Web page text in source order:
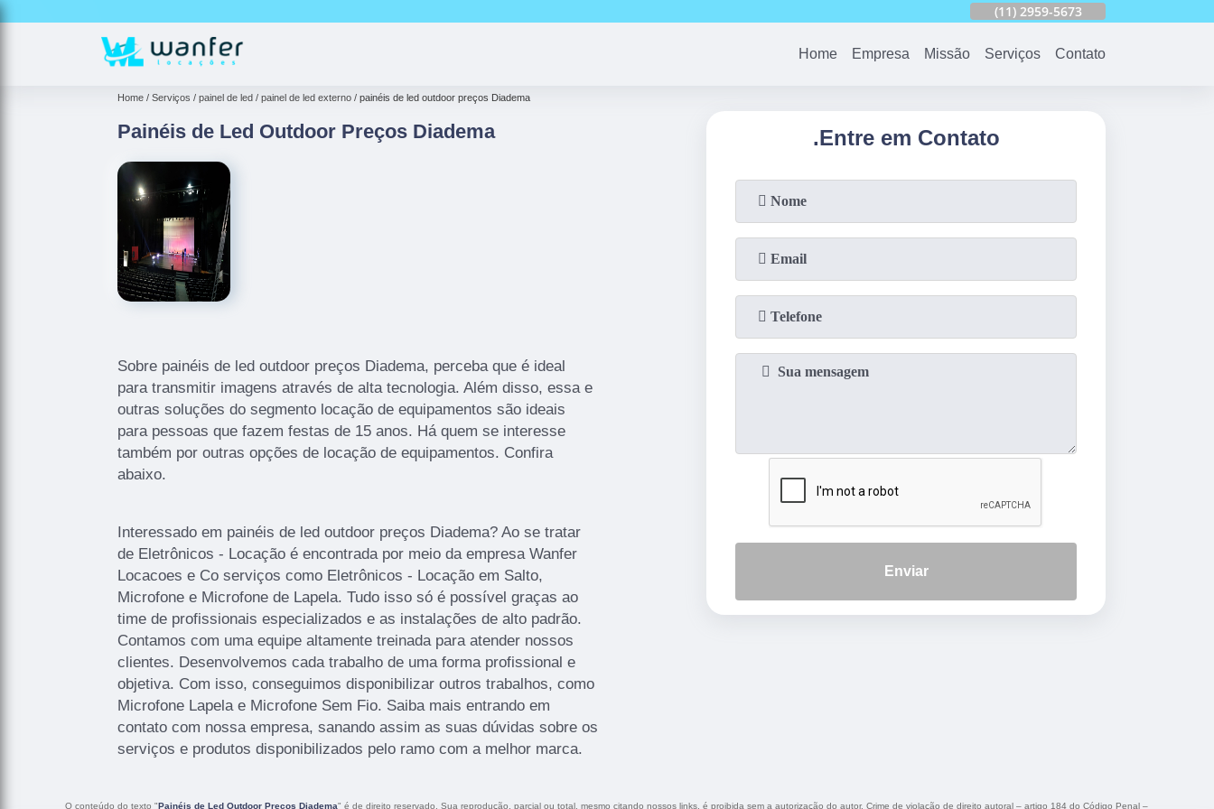
(11) 2959-5673
Home Empresa Missão Serviços Contato
Home Serviços painel de led painel de led externo painéis de led outdoor preços Diadema
Painéis de Led Outdoor Preços Diadema
Sobre painéis de led outdoor preços Diadema, perceba que é ideal
para transmitir imagens através de alta tecnologia. Além disso, essa e
outras soluções do segmento locação de equipamentos são ideais
para pessoas que fazem festas de 15 anos. Há quem se interesse
também por outras opções de locação de equipamentos. Confira
abaixo.
Interessado em painéis de led outdoor preços Diadema? Ao se tratar
de Eletrônicos - Locação é encontrada por meio da empresa Wanfer
Locacoes e Co serviços como Eletrônicos - Locação em Salto,
Microfone e Microfone de Lapela. Tudo isso só é possível graças ao
time de profissionais especializados e as instalações de alto padrão.
Contamos com uma equipe altamente treinada para atender nossos
clientes. Desenvolvemos cada trabalho de uma forma profissional e
objetiva. Com isso, conseguimos disponibilizar outros trabalhos, como
Microfone Lapela e Microfone Sem Fio. Saiba mais entrando em
contato com nossa empresa, sanando assim as suas dúvidas sobre os
serviços e produtos disponibilizados pelo ramo com a melhor marca.
.Entre em Contato
Enviar
O conteúdo do texto "Painéis de Led Outdoor Preços Diadema" é de direito reservado. Sua reprodução, parcial ou total, mesmo citando nossos links, é proibida sem a autorização do autor. Crime de violação de direito autoral – artigo 184 do Código Penal –